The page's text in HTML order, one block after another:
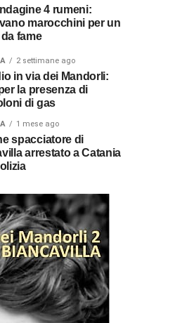
4 rumeni:
marocchini per un
fame
2 settimane ago
in via dei Mandorli:
la presenza di
di gas
1 mese ago
spacciatore di
arrestato a Catania